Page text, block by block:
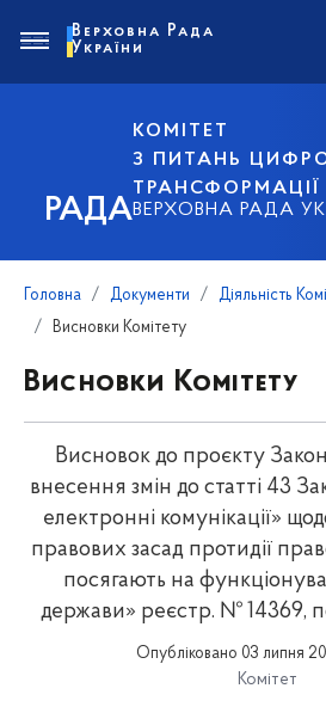
РАДА
КОМІТЕТ
З ПИТАНЬ
ТРАНСФОРМАЦІЇ
ВЕРХОВНА РАДА
Верховна Рада
України
Головна Документи
Діяльність
Висновки Комітету
Висновки Комітету
Висновок до проєкту
внесення змін до статті 43
електронні комунікації»
правових засад протидії
посягають на
держави» реєстр. № 14369,
Опубліковано 03 липня
Комітет